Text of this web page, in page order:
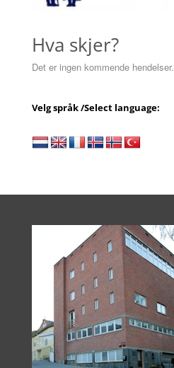
Hva skjer?
Det er ingen kommende hendelser.
Velg språk /Select language: